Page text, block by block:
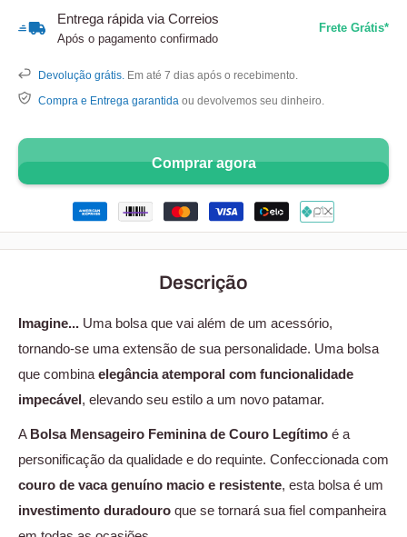
Entrega rápida via Correios
Após o pagamento confirmado
Frete Grátis*
Devolução grátis. Em até 7 dias após o recebimento.
Compra e Entrega garantida ou devolvemos seu dinheiro.
Comprar agora
Descrição
Imagine... Uma bolsa que vai além de um acessório,
tornando-se uma extensão de sua personalidade. Uma bolsa
que combina elegância atemporal com funcionalidade
impecável, elevando seu estilo a um novo patamar.
A Bolsa Mensageiro Feminina de Couro Legítimo é a
personificação da qualidade e do requinte. Confeccionada com
couro de vaca genuíno macio e resistente, esta bolsa é um
investimento duradouro que se tornará sua fiel companheira